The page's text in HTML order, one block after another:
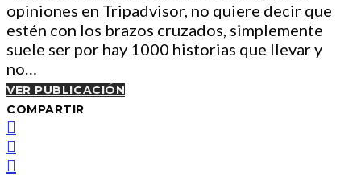
opiniones en Tripadvisor, no quiere decir que
estén con los brazos cruzados, simplemente
suele ser por hay 1000 historias que llevar y
no…
VER PUBLICACIÓN
COMPARTIR